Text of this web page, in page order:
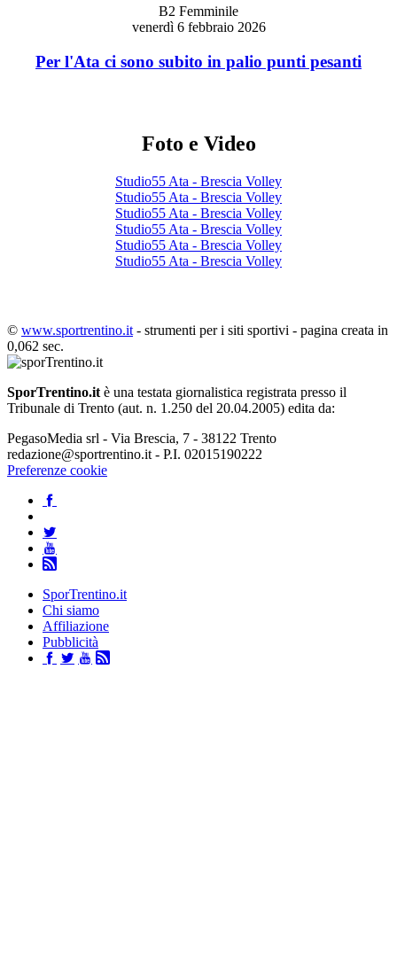
© www.sportrentino.it - strumenti per i siti sportivi - pagina creata in
0,062 sec.
B2 Femminile
venerdì 6 febbraio 2026
Per l'Ata ci sono subito in palio punti pesanti
Foto e Video
Studio55 Ata - Brescia Volley
Studio55 Ata - Brescia Volley
Studio55 Ata - Brescia Volley
Studio55 Ata - Brescia Volley
Studio55 Ata - Brescia Volley
Studio55 Ata - Brescia Volley
SporTrentino.it è una testata giornalistica registrata presso il
Tribunale di Trento (aut. n. 1.250 del 20.04.2005) edita da:
PegasoMedia srl - Via Brescia, 7 - 38122 Trento
redazione@sportrentino.it - P.I. 02015190222
Preferenze cookie
SporTrentino.it
Chi siamo
Affiliazione
Pubblicità